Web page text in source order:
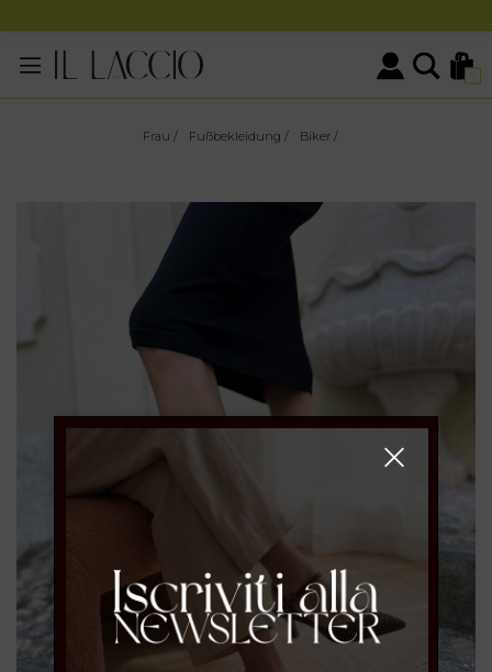
0
Frau / Fußbekleidung / Biker /